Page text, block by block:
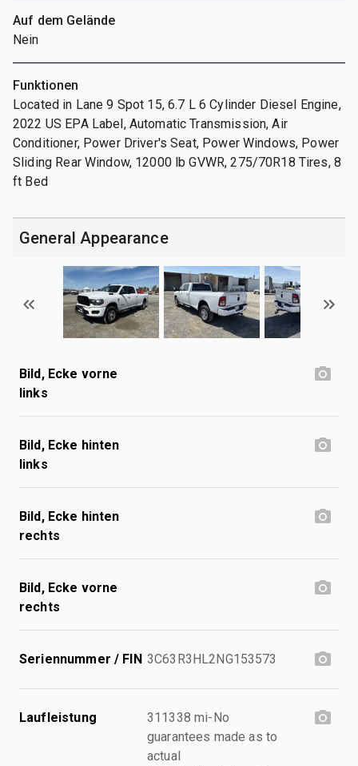
Auf dem Gelände
Nein
Funktionen
Located in Lane 9 Spot 15, 6.7 L 6 Cylinder Diesel Engine,
2022 US EPA Label, Automatic Transmission, Air
Conditioner, Power Driver's Seat, Power Windows, Power
Sliding Rear Window, 12000 lb GVWR, 275/70R18 Tires, 8
ft Bed
General Appearance
Bild, Ecke vorne
links
Bild, Ecke hinten
links
Bild, Ecke hinten
rechts
Bild, Ecke vorne
rechts
Seriennummer / FIN 3C63R3HL2NG153573
Laufleistung
311338 mi-No
guarantees made as to
actual